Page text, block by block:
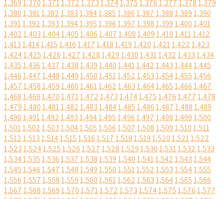
1,3691,3701,3711,3721,3731,3741,3751,3761,3771,3781,379
1,3801,3811,3821,3831,3841,3851,3861,3871,3881,3891,390
1,3911,3921,3931,3941,3951,3961,3971,3981,3991,4001,401
1,4021,4031,4041,4051,4061,4071,4081,4091,4101,4111,412
1,4131,4141,4151,4161,4171,4181,4191,4201,4211,4221,423
1,4241,4251,4261,4271,4281,4291,4301,4311,4321,4331,434
1,4351,4361,4371,4381,4391,4401,4411,4421,4431,4441,445
1,4461,4471,4481,4491,4501,4511,4521,4531,4541,4551,456
1,4571,4581,4591,4601,4611,4621,4631,4641,4651,4661,467
1,4681,4691,4701,4711,4721,4731,4741,4751,4761,4771,478
1,4791,4801,4811,4821,4831,4841,4851,4861,4871,4881,489
1,4901,4911,4921,4931,4941,4951,4961,4971,4981,4991,500
1,5011,5021,5031,5041,5051,5061,5071,5081,5091,5101,511
1,5121,5131,5141,5151,5161,5171,5181,5191,5201,5211,522
1,5231,5241,5251,5261,5271,5281,5291,5301,5311,5321,533
1,5341,5351,5361,5371,5381,5391,5401,5411,5421,5431,544
1,5451,5461,5471,5481,5491,5501,5511,5521,5531,5541,555
1,5561,5571,5581,5591,5601,5611,5621,5631,5641,5651,566
1,5671,5681,5691,5701,5711,5721,5731,5741,5751,5761,577